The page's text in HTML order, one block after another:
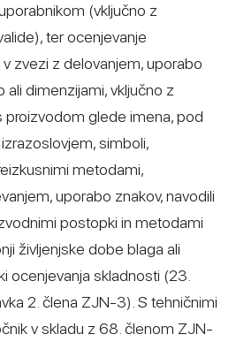
(vključno z
ter ocenjevanje
zvezi z delovanjem, uporabo
ali dimenzijami, vključno z
proizvodom glede imena, pod
simboli,
metodami,
uporabo znakov, navodili
postopki in metodami
življenjske dobe blaga ali
ocenjevanja skladnosti (23.
2. člena ZJN-3). S tehničnimi
v skladu z 68. členom ZJN-